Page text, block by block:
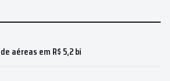
aéreas em R$ 5,2 bi